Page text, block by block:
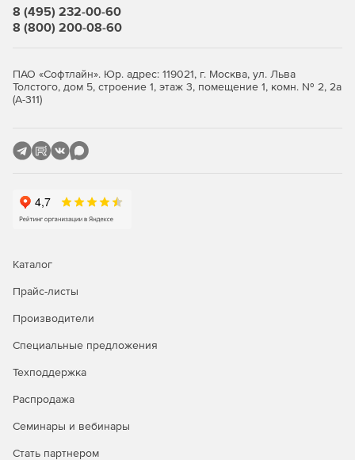
8 (495) 232-00-60
8 (800) 200-08-60
ПАО «Софтлайн». Юр. адрес: 119021, г. Москва, ул. Льва
Толстого, дом 5, строение 1, этаж 3, помещение 1, комн. № 2, 2а
(А-311)
Каталог
Прайс-листы
Производители
Специальные предложения
Техподдержка
Распродажа
Семинары и вебинары
Стать партнером